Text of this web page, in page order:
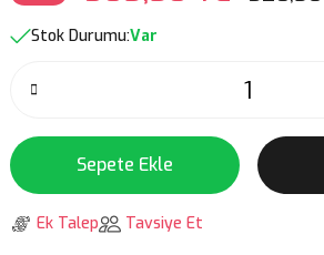
Stok Durumu:Var
Sepete Ekle
Ek Talep Tavsiye Et